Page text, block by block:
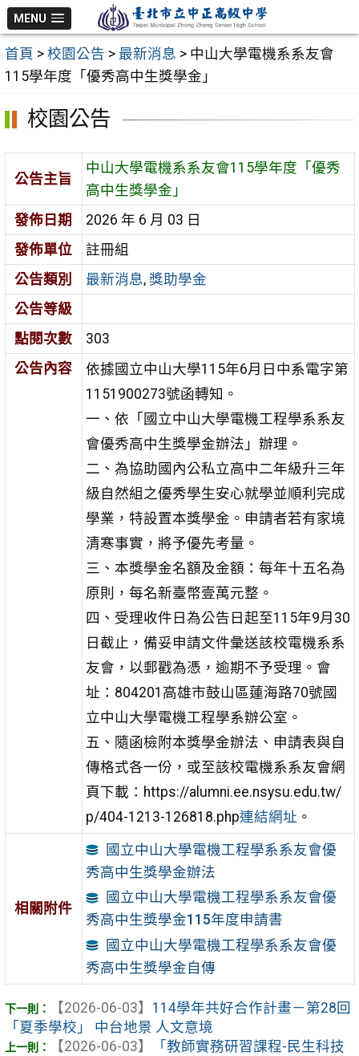
跳
至
主
要
MENU
首頁 > 校園公告 > 最新消息 > 中山大學電機系系友會
115學年度「優秀高中生獎學金」
校園公告
公告主旨
中山大學電機系系友會115學年度「優秀
高中生獎學金」
發佈日期
2026 年 6 月 03 日
發佈單位
註冊組
公告類別
最新消息, 獎助學金
公告等級
點閱次數
303
公告內容
依據國立中山大學115年6月日中系電字第
1151900273號函轉知。
一、依「國立中山大學電機工程學系系友
會優秀高中生獎學金辦法」辦理。
二、為協助國內公私立高中二年級升三年
級自然組之優秀學生安心就學並順利完成
學業，特設置本獎學金。申請者若有家境
清寒事實，將予優先考量。
三、本獎學金名額及金額：每年十五名為
原則，每名新臺幣壹萬元整。
四、受理收件日為公告日起至115年9月30
日截止，備妥申請文件彙送該校電機系系
友會，以郵戳為憑，逾期不予受理。會
址：804201高雄市鼓山區蓮海路70號國
立中山大學電機工程學系辦公室。
五、隨函檢附本獎學金辦法、申請表與自
傳格式各一份，或至該校電機系系友會網
頁下載：https://alumni.ee.nsysu.edu.tw/
p/404-1213-126818.php連結網址 。
相關附件
國立中山大學電機工程學系系友會優
秀高中生獎學金辦法
國立中山大學電機工程學系系友會優
秀高中生獎學金115年度申請書
國立中山大學電機工程學系系友會優
秀高中生獎學金自傳
【2026-06-03】 114學年共好合作計畫－第28回
「夏季學校」 中台地景 人文意境
【2026-06-03】
「教師實務研習課程-民生科技